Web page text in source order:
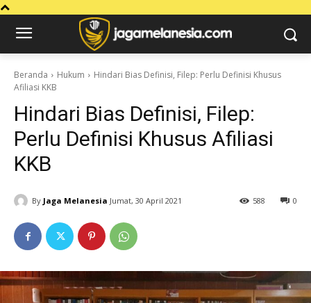
Beranda Hukum
Hindari Bias Definisi, Filep: Perlu Definisi Khusus
Afiliasi KKB
Hindari Bias Definisi, Filep:
Perlu Definisi Khusus Afiliasi
KKB
By Jaga Melanesia Jumat, 30 April 2021 0
588